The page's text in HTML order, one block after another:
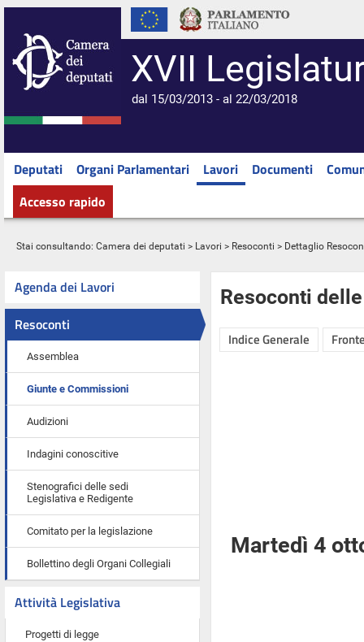
XVII
dal 15/03/2013 - al 22/03/2018
Deputati Organi Parlamentari Lavori Documenti
Accesso rapido
Stai consultando: Camera dei deputati > Lavori > Resoconti > Dettaglio
Agenda dei Lavori
Resoconti
Assemblea
Giunte e Commissioni
Audizioni
Indagini conoscitive
Stenografici delle sedi
Legislativa e Redigente
Comitato per la legislazione
Bollettino degli Organi Collegiali
Attività Legislativa
Progetti di legge
Resoconti
Indice Generale
Martedì 4